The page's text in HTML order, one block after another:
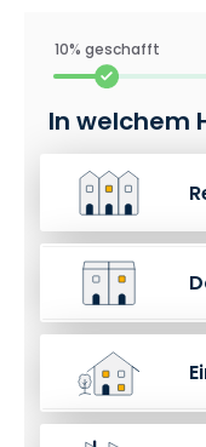
10% geschafft
In welchem